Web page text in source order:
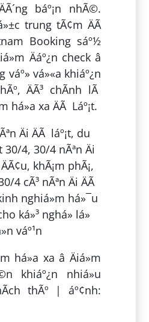
báº¡n nhÃ©.
trung tÃ¢m ÄÃ
Booking sáº½
Äáº¿n check â
váº» vá»«a khiáº¿n
ÄÃ³ chÃ­nh lÃ
há»a xa ÄÃ Láº¡t.
há»a xa â Äiá»m
khiáº¿n nhiá»u
thÃº | áº¢nh: